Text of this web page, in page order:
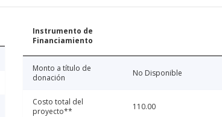
Instrumento de
Financiamiento
Monto a título de
donación
No Disponible
Costo total del
proyecto**
110.00